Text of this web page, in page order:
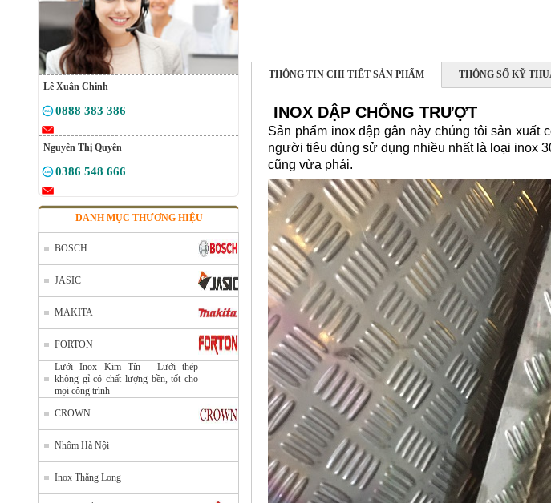
Lê Xuân Chinh
0888 383 386
Nguyễn Thị Quyên
0386 548 666
DANH MỤC THƯƠNG HIỆU
BOSCH
JASIC
MAKITA
FORTON
Lưới Inox Kim Tín - Lưới thép
không gỉ có chất lượng bền, tốt cho
mọi công trình
CROWN
Nhôm Hà Nội
Inox Thăng Long
THÔNG TIN CHI TIẾT SẢN PHẨM THÔNG SỐ KỸ
INOX DẬP CHỐNG TRƯỢT
Sản phẩm inox dập gân này chúng tôi sản
người tiêu dùng sử dụng nhiều nhất là loại inox
cũng vừa phải.